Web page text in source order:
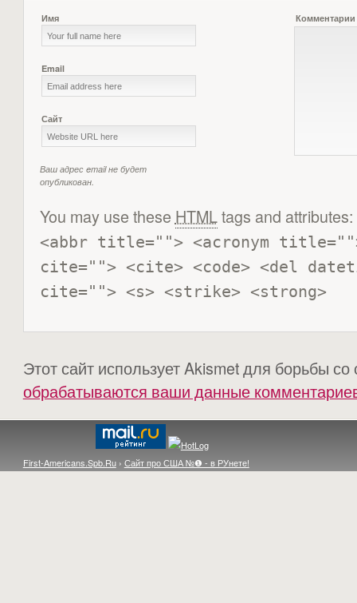
Имя
Email
Сайт
Ваш адрес email не будет
опубликован.
Комментарии
You may use these HTMLtags and attributes:
<abbr title=""> <acronym
cite=""> <cite> <code> <del
cite=""> <s> <strike> <strong>
Этот сайт использует Akismet для борьбы
обрабатываются ваши данные
First-Americans.Spb.Ru› Сайт про США №❶ - в РУнете!